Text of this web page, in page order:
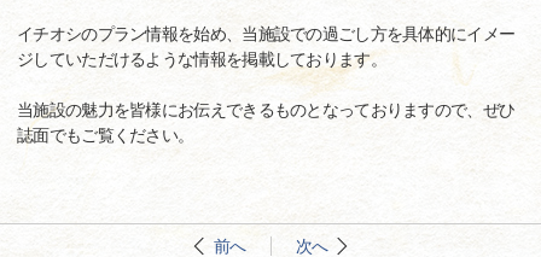
イチオシのプラン情報を始め、当施設での過ごし方を具体的にイメー
ジしていただけるような情報を掲載しております。
当施設の魅力を皆様にお伝えできるものとなっておりますので、ぜひ
誌面でもご覧ください。
前へ 次へ